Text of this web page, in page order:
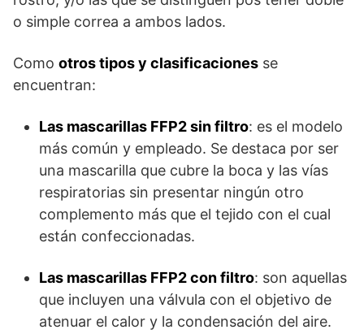
o simple correa a ambos lados.
Como otros tipos y clasificaciones se
encuentran:
Las mascarillas FFP2 sin filtro: es el modelo
más común y empleado. Se destaca por ser
una mascarilla que cubre la boca y las vías
respiratorias sin presentar ningún otro
complemento más que el tejido con el cual
están confeccionadas.
Las mascarillas FFP2 con filtro: son aquellas
que incluyen una válvula con el objetivo de
atenuar el calor y la condensación del aire.